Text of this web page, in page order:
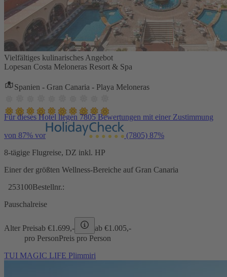
Vielfältiges kulinarisches Angebot
Lopesan Costa Meloneras Resort & Spa
Spanien - Gran Canaria - Playa Meloneras
Für dieses Hotel liegen 7805 Bewertungen mit einer Zustimmung
von 87% vor (7805) 87%
8-tägige Flugreise, DZ inkl. HP
Einer der größten Wellness-Bereiche auf Gran Canaria
253100Bestellnr.:
Pauschalreise
Alter Preisab €1.699,- ab €1.005,-
pro PersonPreis pro Person
TUI MAGIC LIFE Plimmiri